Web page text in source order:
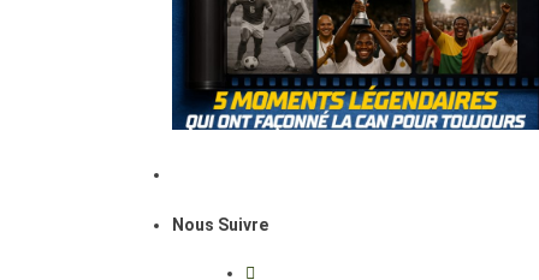
Nous Suivre